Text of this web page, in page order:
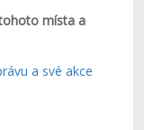
místa a
a své akce